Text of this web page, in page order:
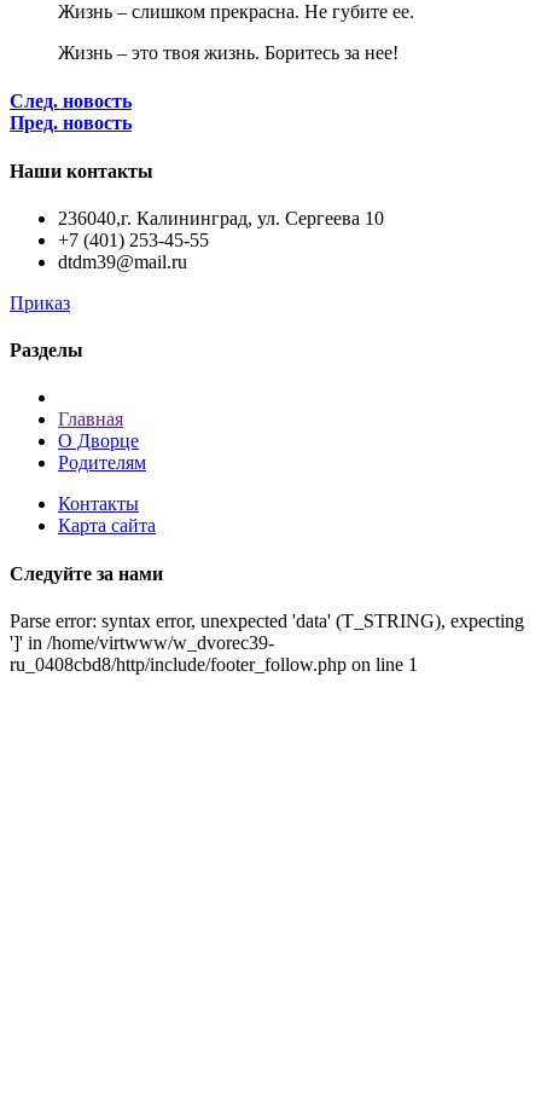
Жизнь – слишком прекрасна. Не губите ее.
Жизнь – это твоя жизнь. Боритесь за нее!
След. новость
Пред. новость
Наши контакты
236040,г. Калининград, ул. Сергеева 10
+7 (401) 253-45-55
dtdm39@mail.ru
Приказ
Разделы
Главная
О Дворце
Родителям
Контакты
Карта сайта
Следуйте за нами
Parse error: syntax error, unexpected 'data' (T_STRING), expecting
']' in /home/virtwww/w_dvorec39-
ru_0408cbd8/http/include/footer_follow.php on line 1